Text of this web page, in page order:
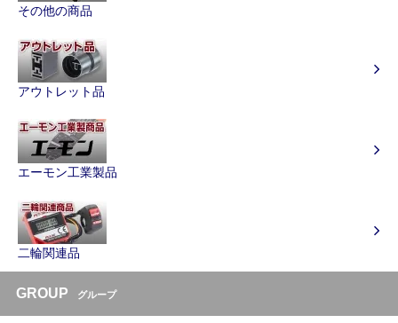
その他の商品
アウトレット品
エーモン工業製品
二輪関連品
GROUP グループ